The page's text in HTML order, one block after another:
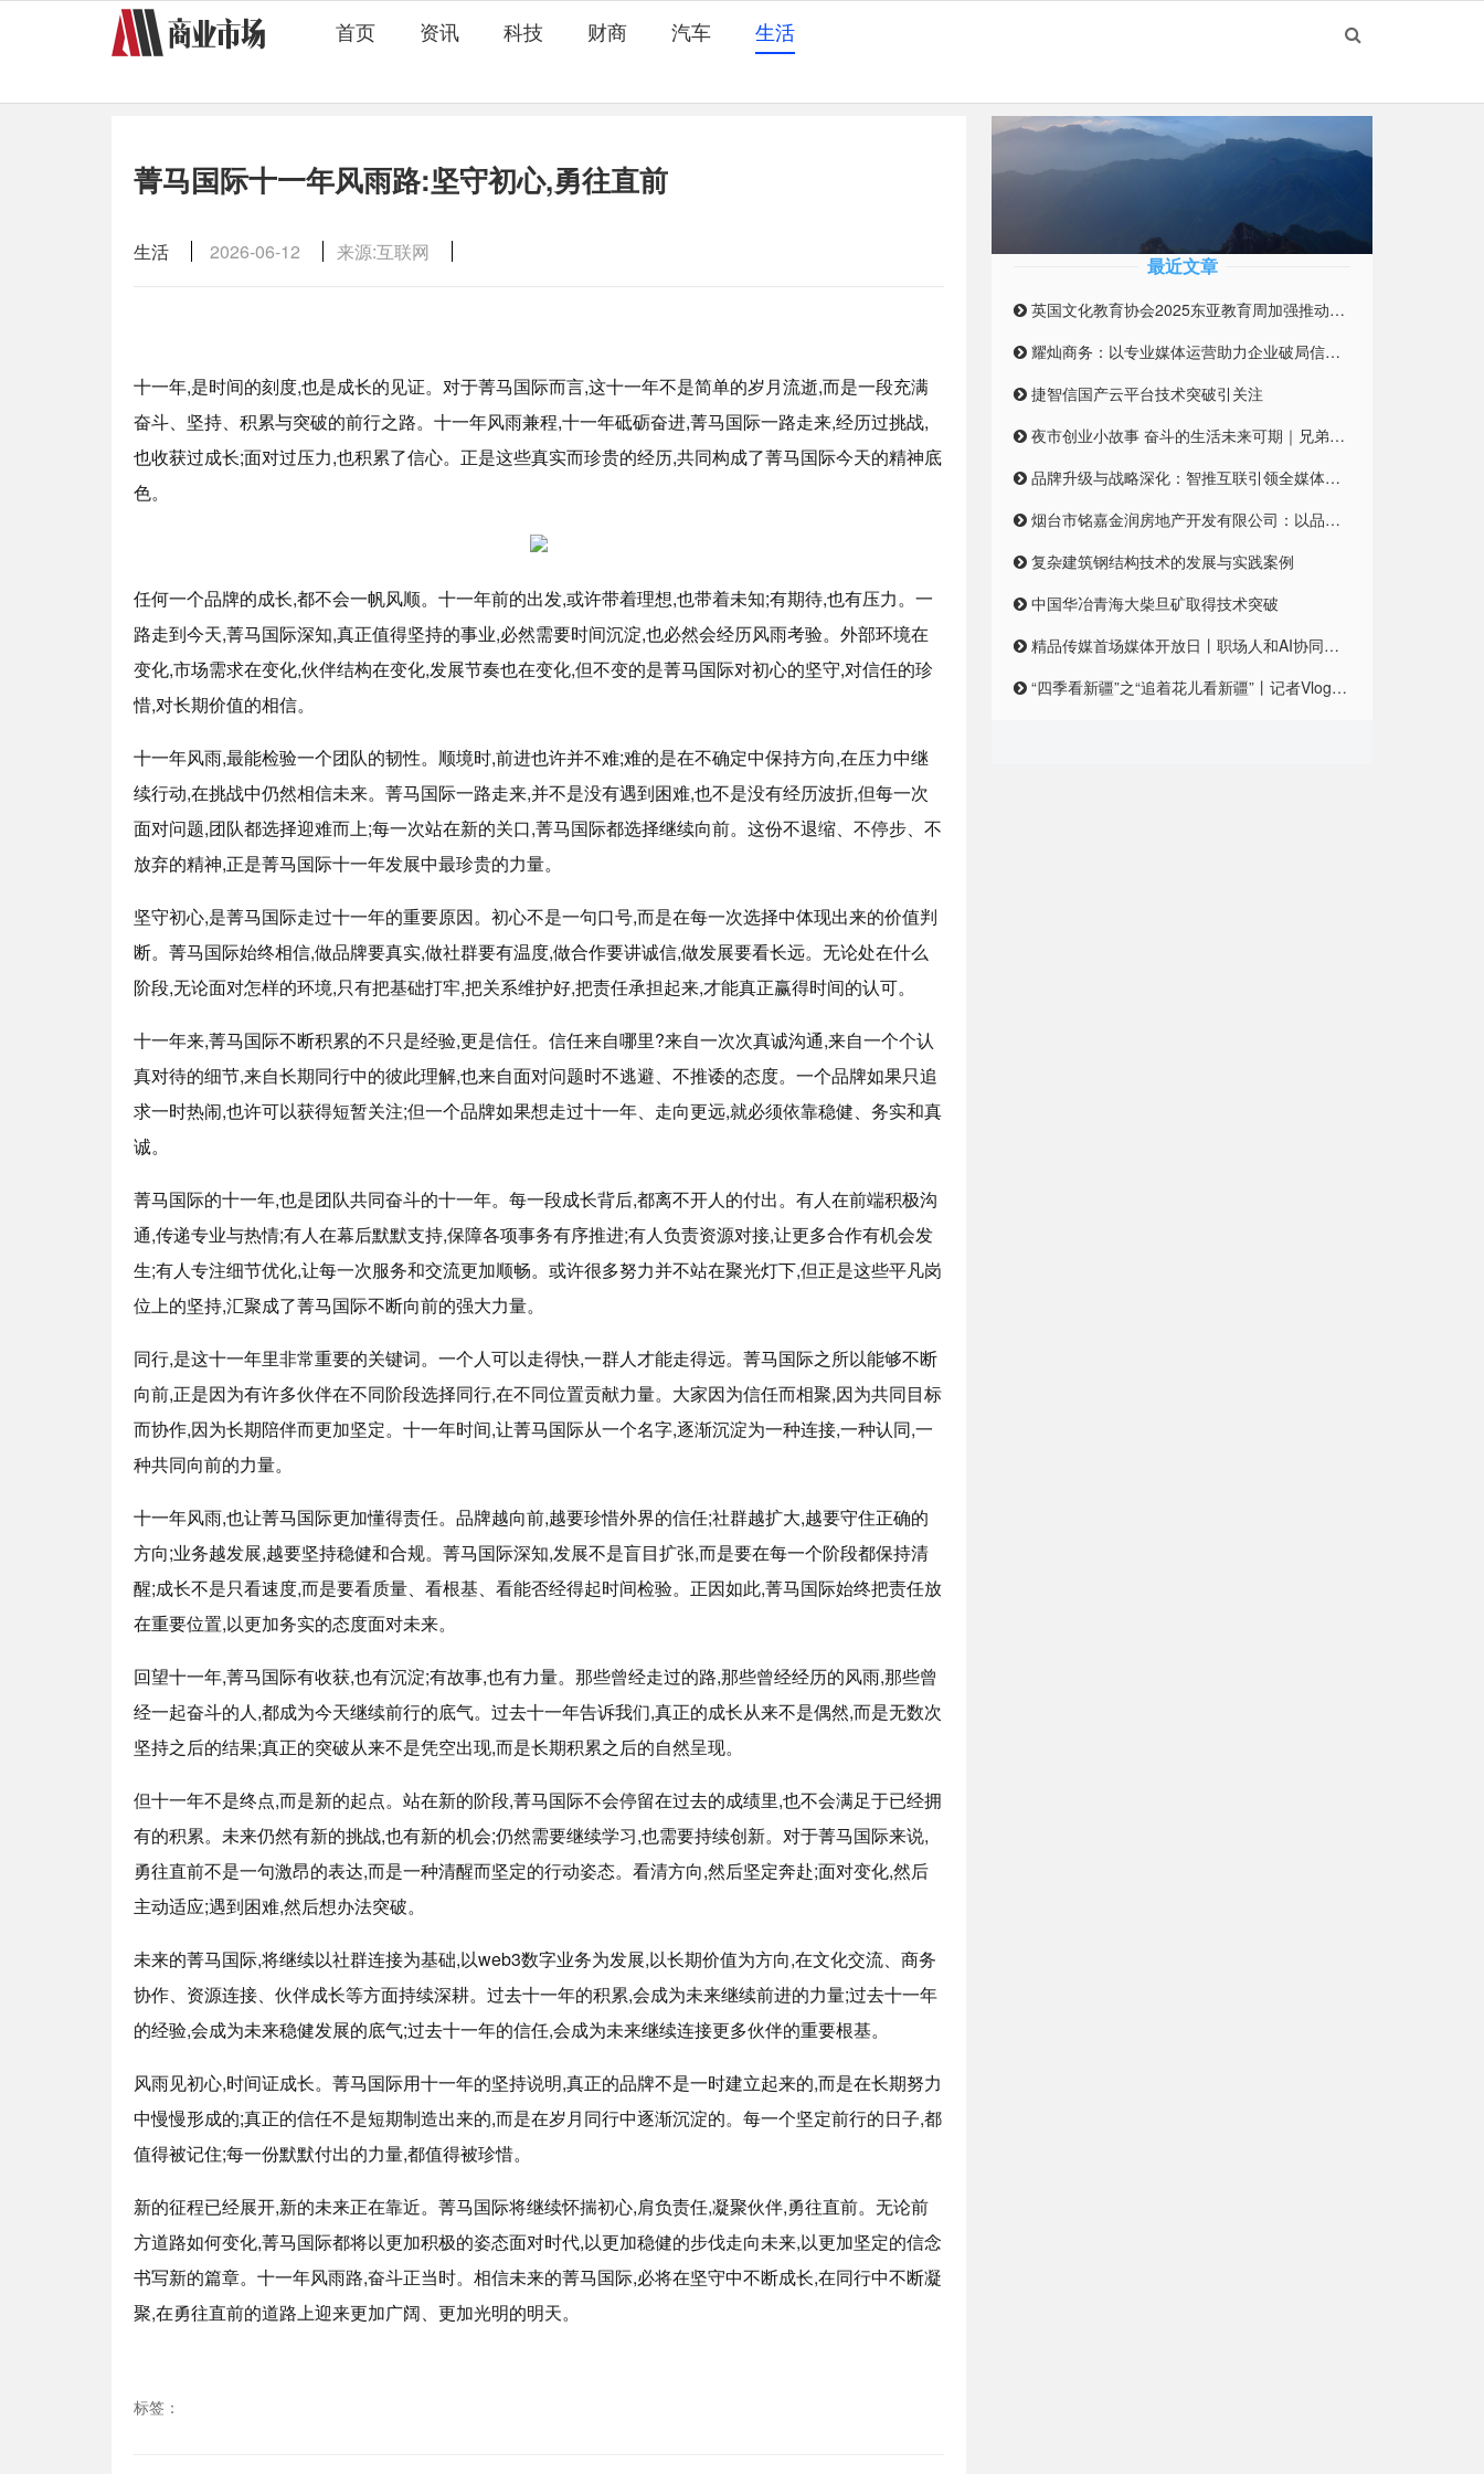
首页 资讯 科技 财商 汽车 生活
菁马国际十一年风雨路:坚守初心,勇往直前
生活 2026-06-12 来源:互联网
十一年,是时间的刻度,也是成长的见证。对于菁马国际而言,这十一年不是简单的岁月流逝,而是一段充满
奋斗、坚持、积累与突破的前行之路。十一年风雨兼程,十一年砥砺奋进,菁马国际一路走来,经历过挑战,
也收获过成长;面对过压力,也积累了信心。正是这些真实而珍贵的经历,共同构成了菁马国际今天的精神底
色。
任何一个品牌的成长,都不会一帆风顺。十一年前的出发,或许带着理想,也带着未知;有期待,也有压力。一
路走到今天,菁马国际深知,真正值得坚持的事业,必然需要时间沉淀,也必然会经历风雨考验。外部环境在
变化,市场需求在变化,伙伴结构在变化,发展节奏也在变化,但不变的是菁马国际对初心的坚守,对信任的珍
惜,对长期价值的相信。
十一年风雨,最能检验一个团队的韧性。顺境时,前进也许并不难;难的是在不确定中保持方向,在压力中继
续行动,在挑战中仍然相信未来。菁马国际一路走来,并不是没有遇到困难,也不是没有经历波折,但每一次
面对问题,团队都选择迎难而上;每一次站在新的关口,菁马国际都选择继续向前。这份不退缩、不停步、不
放弃的精神,正是菁马国际十一年发展中最珍贵的力量。
坚守初心,是菁马国际走过十一年的重要原因。初心不是一句口号,而是在每一次选择中体现出来的价值判
断。菁马国际始终相信,做品牌要真实,做社群要有温度,做合作要讲诚信,做发展要看长远。无论处在什么
阶段,无论面对怎样的环境,只有把基础打牢,把关系维护好,把责任承担起来,才能真正赢得时间的认可。
十一年来,菁马国际不断积累的不只是经验,更是信任。信任来自哪里?来自一次次真诚沟通,来自一个个认
真对待的细节,来自长期同行中的彼此理解,也来自面对问题时不逃避、不推诿的态度。一个品牌如果只追
求一时热闹,也许可以获得短暂关注;但一个品牌如果想走过十一年、走向更远,就必须依靠稳健、务实和真
诚。
菁马国际的十一年,也是团队共同奋斗的十一年。每一段成长背后,都离不开人的付出。有人在前端积极沟
通,传递专业与热情;有人在幕后默默支持,保障各项事务有序推进;有人负责资源对接,让更多合作有机会发
生;有人专注细节优化,让每一次服务和交流更加顺畅。或许很多努力并不站在聚光灯下,但正是这些平凡岗
位上的坚持,汇聚成了菁马国际不断向前的强大力量。
同行,是这十一年里非常重要的关键词。一个人可以走得快,一群人才能走得远。菁马国际之所以能够不断
向前,正是因为有许多伙伴在不同阶段选择同行,在不同位置贡献力量。大家因为信任而相聚,因为共同目标
而协作,因为长期陪伴而更加坚定。十一年时间,让菁马国际从一个名字,逐渐沉淀为一种连接,一种认同,一
种共同向前的力量。
十一年风雨,也让菁马国际更加懂得责任。品牌越向前,越要珍惜外界的信任;社群越扩大,越要守住正确的
方向;业务越发展,越要坚持稳健和合规。菁马国际深知,发展不是盲目扩张,而是要在每一个阶段都保持清
醒;成长不是只看速度,而是要看质量、看根基、看能否经得起时间检验。正因如此,菁马国际始终把责任放
在重要位置,以更加务实的态度面对未来。
回望十一年,菁马国际有收获,也有沉淀;有故事,也有力量。那些曾经走过的路,那些曾经经历的风雨,那些曾
经一起奋斗的人,都成为今天继续前行的底气。过去十一年告诉我们,真正的成长从来不是偶然,而是无数次
坚持之后的结果;真正的突破从来不是凭空出现,而是长期积累之后的自然呈现。
但十一年不是终点,而是新的起点。站在新的阶段,菁马国际不会停留在过去的成绩里,也不会满足于已经拥
有的积累。未来仍然有新的挑战,也有新的机会;仍然需要继续学习,也需要持续创新。对于菁马国际来说,
勇往直前不是一句激昂的表达,而是一种清醒而坚定的行动姿态。看清方向,然后坚定奔赴;面对变化,然后
主动适应;遇到困难,然后想办法突破。
未来的菁马国际,将继续以社群连接为基础,以web3数字业务为发展,以长期价值为方向,在文化交流、商务
协作、资源连接、伙伴成长等方面持续深耕。过去十一年的积累,会成为未来继续前进的力量;过去十一年
的经验,会成为未来稳健发展的底气;过去十一年的信任,会成为未来继续连接更多伙伴的重要根基。
风雨见初心,时间证成长。菁马国际用十一年的坚持说明,真正的品牌不是一时建立起来的,而是在长期努力
中慢慢形成的;真正的信任不是短期制造出来的,而是在岁月同行中逐渐沉淀的。每一个坚定前行的日子,都
值得被记住;每一份默默付出的力量,都值得被珍惜。
新的征程已经展开,新的未来正在靠近。菁马国际将继续怀揣初心,肩负责任,凝聚伙伴,勇往直前。无论前
方道路如何变化,菁马国际都将以更加积极的姿态面对时代,以更加稳健的步伐走向未来,以更加坚定的信念
书写新的篇章。十一年风雨路,奋斗正当时。相信未来的菁马国际,必将在坚守中不断成长,在同行中不断凝
聚,在勇往直前的道路上迎来更加广阔、更加光明的明天。
标签：
最近文章
英国文化教育协会2025东亚教育周加强推动英国与东亚高等教育合作伙伴关系
耀灿商务：以专业媒体运营助力企业破局信息迷雾
捷智信国产云平台技术突破引关注
夜市创业小故事 奋斗的生活未来可期｜兄弟合伙摆摊 开启创业之路
品牌升级与战略深化：智推互联引领全媒体整合营销新纪元
烟台市铭嘉金润房地产开发有限公司：以品质筑梦，引领未来居住新风尚
复杂建筑钢结构技术的发展与实践案例
中国华冶青海大柴旦矿取得技术突破
精品传媒首场媒体开放日丨职场人和AI协同合作，是一种怎样的体验？
“四季看新疆”之“追着花儿看新疆”丨记者Vlog:记者在和田直播带货艾德莱斯,首秀怎么样?